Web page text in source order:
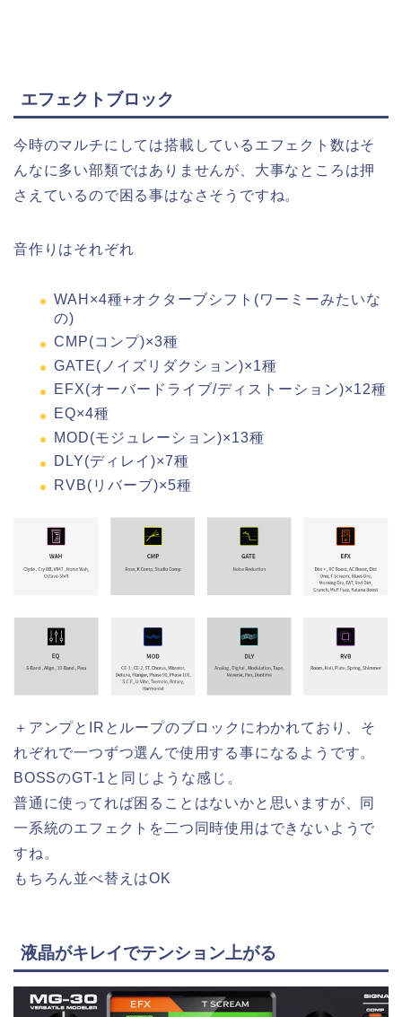
エフェクトブロック
今時のマルチにしては搭載しているエフェクト数はそ
んなに多い部類ではありませんが、大事なところは押
さえているので困る事はなさそうですね。
音作りはそれぞれ
WAH×4種+オクターブシフト(ワーミーみたいな
の)
CMP(コンプ)×3種
GATE(ノイズリダクション)×1種
EFX(オーバードライブ/ディストーション)×12種
EQ×4種
MOD(モジュレーション)×13種
DLY(ディレイ)×7種
RVB(リバーブ)×5種
＋アンプとIRとループのブロックにわかれており、そ
れぞれで一つずつ選んで使用する事になるようです。
BOSSのGT-1と同じような感じ。
普通に使ってれば困ることはないかと思いますが、同
一系統のエフェクトを二つ同時使用はできないようで
すね。
もちろん並べ替えはOK
液晶がキレイでテンション上がる